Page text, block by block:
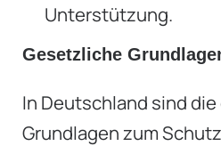
Unterstützung.
Gesetzliche
In Deutschland sind
Grundlagen zum